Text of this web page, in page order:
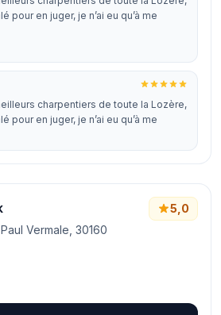
pour en juger, je n’ai eu qu’à me
charpentiers de toute la Lozère,
pour en juger, je n’ai eu qu’à me
Vermale, 30160
5,0